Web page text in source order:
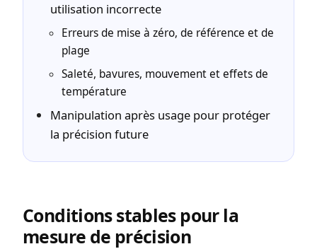
utilisation incorrecte
Erreurs de mise à zéro, de référence et de
plage
Saleté, bavures, mouvement et effets de
température
Manipulation après usage pour protéger
la précision future
Conditions stables pour la
mesure de précision